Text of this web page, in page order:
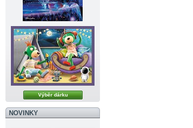
Výběr dárku
NOVINKY